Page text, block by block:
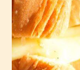
コ
レ
ー
ト
カ